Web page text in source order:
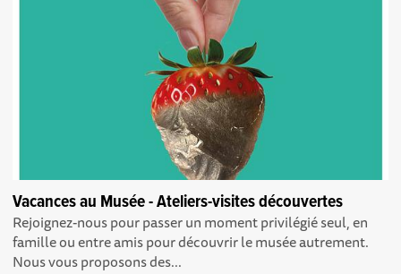
Vacances au Musée - Ateliers-visites découvertes
Rejoignez-nous pour passer un moment privilégié seul, en
famille ou entre amis pour découvrir le musée autrement.
Nous vous proposons des...